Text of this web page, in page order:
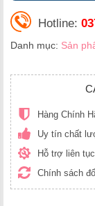
Hotline:
Danh mục: Sản
Hàng Chính
Uy tín chất
Hỗ trợ liên
Chính sách